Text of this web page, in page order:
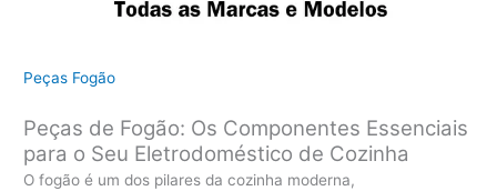
Peças Fogão
Peças de Fogão: Os Componentes Essenciais
para o Seu Eletrodoméstico de Cozinha
O fogão é um dos pilares da cozinha moderna,